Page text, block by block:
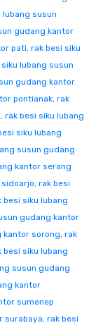
lubang susun
gudang kantor
pati, rak besi siku
lubang susun
gudang kantor
pontianak, rak
, rak besi siku lubang
siku lubang
susun gudang
kantor serang
, rak besi
besi siku lubang
gudang kantor
kantor sorong, rak
besi siku lubang
susun gudang
kantor
sumenep
surabaya, rak besi